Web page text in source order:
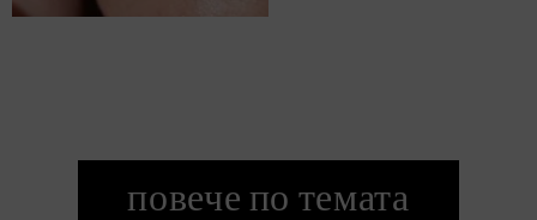
повече по темата